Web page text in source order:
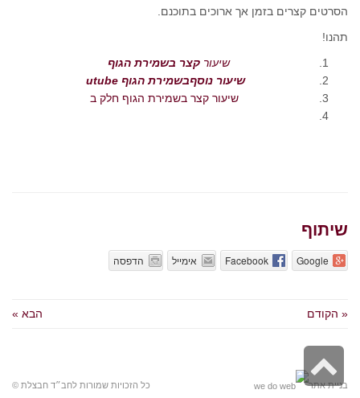
הסרטים קצרים בזמן אך ארוכים בתוכנם.
תהנו!
שיעור קצר בשמירת הגוף
שיעור נוסףבשמירת הגוף utube
שיעור קצר בשמירת הגוף חלק ב
שיתוף
Google
Facebook אימייל הדפסה
« הקודם הבא »
בניית אתר כל הזכויות שמורות לחב״ד חבצלת ©
גלילה